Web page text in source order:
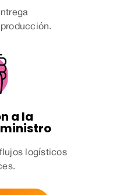
a la
logísticos